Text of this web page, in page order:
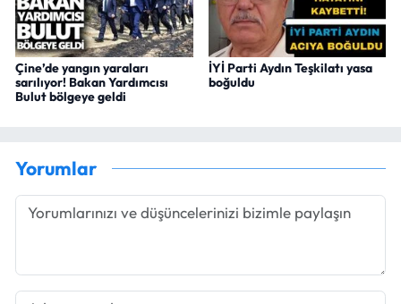
Çine’de yangın yaraları
sarılıyor! Bakan Yardımcısı
Bulut bölgeye geldi
İYİ Parti Aydın Teşkilatı yasa
boğuldu
Yorumlar